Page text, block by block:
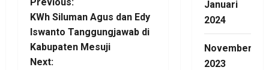
P
o
s
Previous:
KWh Siluman Agus dan Edy
Iswanto Tanggungjawab di
Kabupaten Mesuji
Next:
Januari
2024
November
2023